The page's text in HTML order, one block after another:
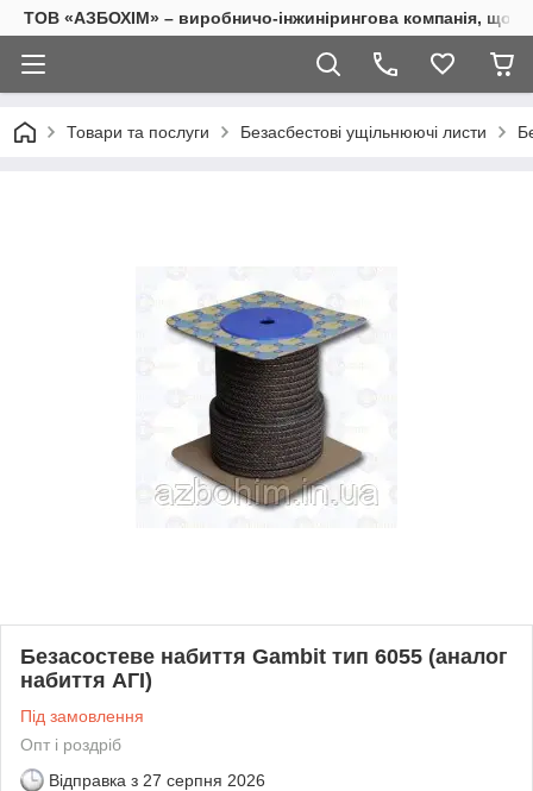
ТОВ «АЗБОХІМ» – виробничо-інжинірингова компанія, що
Товари та послуги Безасбестові ущільнюючі листи
Безасостеве набиття Gambit тип 6055 (аналог
набиття АГІ)
Під замовлення
Опт і роздріб
Відправка з 27 серпня 2026